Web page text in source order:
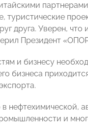
друга. Уверен, что
Президент
и бизнесу
бизнеса
нефтехимической,
и